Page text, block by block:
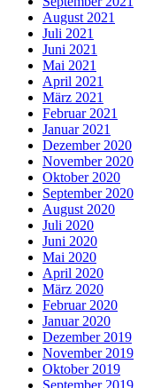
August 2021
Juli 2021
Juni 2021
Mai 2021
April 2021
März 2021
Februar 2021
Januar 2021
Dezember 2020
November 2020
Oktober 2020
September 2020
August 2020
Juli 2020
Juni 2020
Mai 2020
April 2020
März 2020
Februar 2020
Januar 2020
Dezember 2019
November 2019
Oktober 2019
September 2019